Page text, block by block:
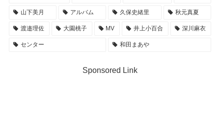
山下美月 アルバム 久保史緒里 秋元真夏
渡邉理佐 大園桃子 MV 井上小百合 深川麻衣
センター 和田まあや
Sponsored Link